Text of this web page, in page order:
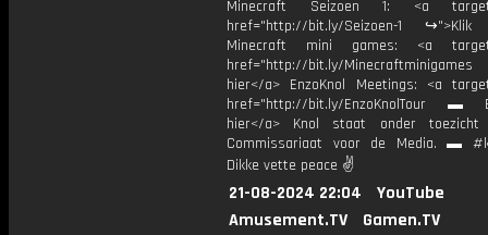
Minecraft Seizoen 1: <a
href="http://bit.ly/Seizoen-1 ↪">Klik
Minecraft mini games: <a
href="http://bit.ly/
hier</a> EnzoKnol Meetings: <a
href="http://bit.ly/EnzoKnolTour ▬
hier</a> Knol staat onder
Commissariaat voor de Media. ▬
Dikke vette peace ✌
21-08-2024 22:04
YouTube
Amusement.TV
Gamen.TV